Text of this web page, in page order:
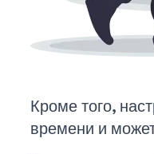
Кроме того,
времени и